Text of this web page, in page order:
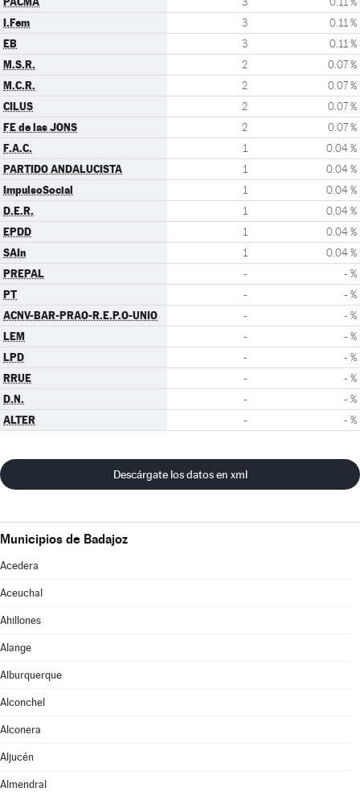
I.Fem 3 0.11 %
EB 3 0.11 %
M.S.R. 2 0.07 %
M.C.R. 2 0.07 %
CILUS 2 0.07 %
FE de las JONS 2 0.07 %
F.A.C. 1 0.04 %
PARTIDO ANDALUCISTA 1 0.04 %
ImpulsoSocial 1 0.04 %
D.E.R. 1 0.04 %
EPDD 1 0.04 %
SAIn 1 0.04 %
PREPAL - - %
PT - - %
ACNV-BAR-PRAO-R.E.P.O-UNIO - - %
LEM - - %
LPD - - %
RRUE - - %
D.N. - - %
ALTER - - %
Descárgate los datos en xml
Municipios de Badajoz
Acedera
Aceuchal
Ahillones
Alange
Alburquerque
Alconchel
Alconera
Aljucén
Almendral